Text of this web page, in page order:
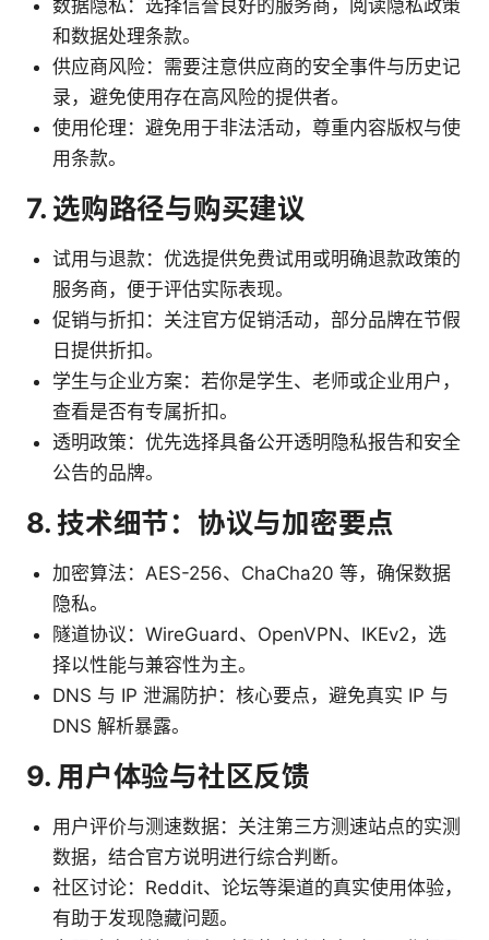
数据隐私：选择信誉良好的服务商，阅读隐私政策
和数据处理条款。
供应商风险：需要注意供应商的安全事件与历史记
录，避免使用存在高风险的提供者。
使用伦理：避免用于非法活动，尊重内容版权与使
用条款。
7. 选购路径与购买建议
试用与退款：优选提供免费试用或明确退款政策的
服务商，便于评估实际表现。
促销与折扣：关注官方促销活动，部分品牌在节假
日提供折扣。
学生与企业方案：若你是学生、老师或企业用户，
查看是否有专属折扣。
透明政策：优先选择具备公开透明隐私报告和安全
公告的品牌。
8. 技术细节：协议与加密要点
加密算法：AES-256、ChaCha20 等，确保数据
隐私。
隧道协议：WireGuard、OpenVPN、IKEv2，选
择以性能与兼容性为主。
DNS 与 IP 泄漏防护：核心要点，避免真实 IP 与
DNS 解析暴露。
9. 用户体验与社区反馈
用户评价与测速数据：关注第三方测速站点的实测
数据，结合官方说明进行综合判断。
社区讨论：Reddit、论坛等渠道的真实使用体验，
有助于发现隐藏问题。